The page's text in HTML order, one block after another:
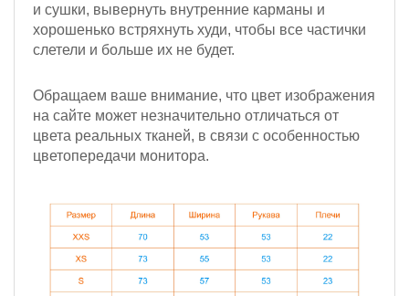
и сушки, вывернуть внутренние карманы и
хорошенько встряхнуть худи, чтобы все частички
слетели и больше их не будет.
Обращаем ваше внимание, что цвет изображения
на сайте может незначительно отличаться от
цвета реальных тканей, в связи с особенностью
цветопередачи монитора.